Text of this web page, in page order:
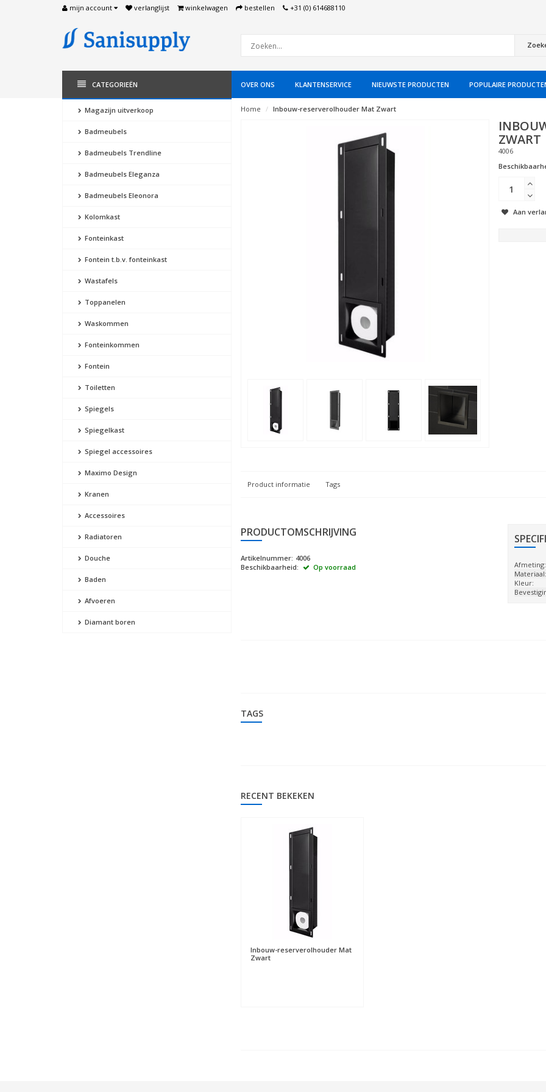
mijn account verlanglijst winkelwagen bestellen +31 (0) 614688110
CATEGORIEËN OVER ONS KLANTENSERVICE NIEUWSTE PRODUCTEN POPULAIRE
Magazijn uitverkoop
Badmeubels
Badmeubels Trendline
Badmeubels Eleganza
Badmeubels Eleonora
Kolomkast
Fonteinkast
Fontein t.b.v. fonteinkast
Wastafels
Toppanelen
Waskommen
Fonteinkommen
Fontein
Toiletten
Spiegels
Spiegelkast
Spiegel accessoires
Maximo Design
Kranen
Accessoires
Radiatoren
Douche
Baden
Afvoeren
Diamant boren
Home Inbouw-reserverolhouder Mat Zwart
ZWART
4006
Aan
Product informatie Tags
PRODUCTOMSCHRIJVING
Artikelnummer: 4006
Beschikbaarheid:
Op voorraad Afmeting:
Materiaal:
Kleur:
TAGS
RECENT BEKEKEN
Inbouw-reserverolhouder Mat
Zwart